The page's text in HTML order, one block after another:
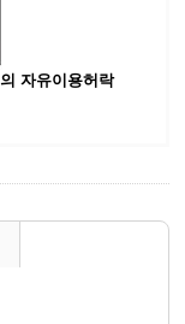
의 자유이용허락